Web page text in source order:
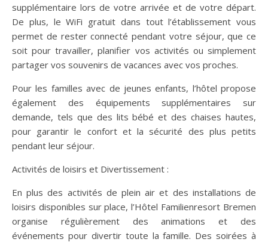
supplémentaire lors de votre arrivée et de votre départ.
De plus, le WiFi gratuit dans tout l’établissement vous
permet de rester connecté pendant votre séjour, que ce
soit pour travailler, planifier vos activités ou simplement
partager vos souvenirs de vacances avec vos proches.
Pour les familles avec de jeunes enfants, l’hôtel propose
également des équipements supplémentaires sur
demande, tels que des lits bébé et des chaises hautes,
pour garantir le confort et la sécurité des plus petits
pendant leur séjour.
Activités de loisirs et Divertissement :
En plus des activités de plein air et des installations de
loisirs disponibles sur place, l’Hôtel Familienresort Bremen
organise régulièrement des animations et des
événements pour divertir toute la famille. Des soirées à